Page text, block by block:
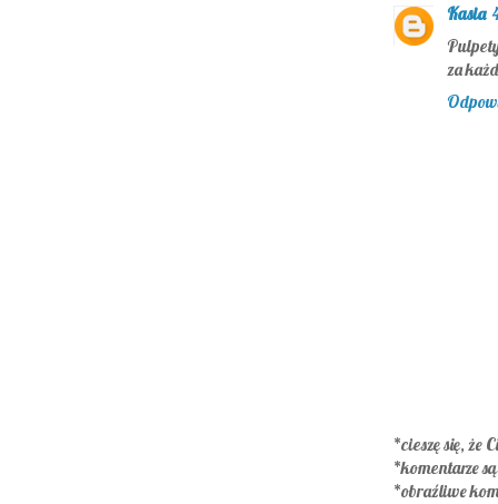
Kasia
za
*cieszę się, że
*komentarze
*obraźliwe